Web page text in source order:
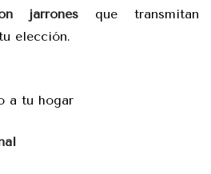
jarrones que transmitan
elección.
a tu hogar